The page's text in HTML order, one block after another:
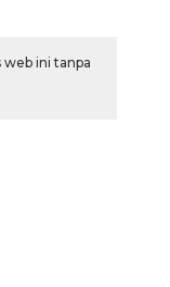
ini tanpa